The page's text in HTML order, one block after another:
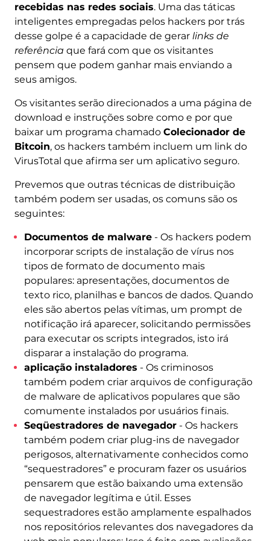
recebidas nas redes sociais. Uma das táticas
inteligentes empregadas pelos hackers por trás
desse golpe é a capacidade de gerar links de
referência que fará com que os visitantes
pensem que podem ganhar mais enviando a
seus amigos.
Os visitantes serão direcionados a uma página de
download e instruções sobre como e por que
baixar um programa chamado Colecionador de
Bitcoin, os hackers também incluem um link do
VirusTotal que afirma ser um aplicativo seguro.
Prevemos que outras técnicas de distribuição
também podem ser usadas, os comuns são os
seguintes:
Documentos de malware- Os hackers podem
incorporar scripts de instalação de vírus nos
tipos de formato de documento mais
populares: apresentações, documentos de
texto rico, planilhas e bancos de dados. Quando
eles são abertos pelas vítimas, um prompt de
notificação irá aparecer, solicitando permissões
para executar os scripts integrados, isto irá
disparar a instalação do programa.
aplicação instaladores - Os criminosos
também podem criar arquivos de configuração
de malware de aplicativos populares que são
comumente instalados por usuários finais.
Seqüestradores de navegador- Os hackers
também podem criar plug-ins de navegador
perigosos, alternativamente conhecidos como
“sequestradores” e procuram fazer os usuários
pensarem que estão baixando uma extensão
de navegador legítima e útil. Esses
sequestradores estão amplamente espalhados
nos repositórios relevantes dos navegadores da